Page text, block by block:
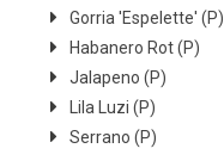
Gorria 'Espelette' (P)
Habanero Rot (P)
Jalapeno (P)
Lila Luzi (P)
Serrano (P)